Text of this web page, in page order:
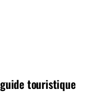
touristique